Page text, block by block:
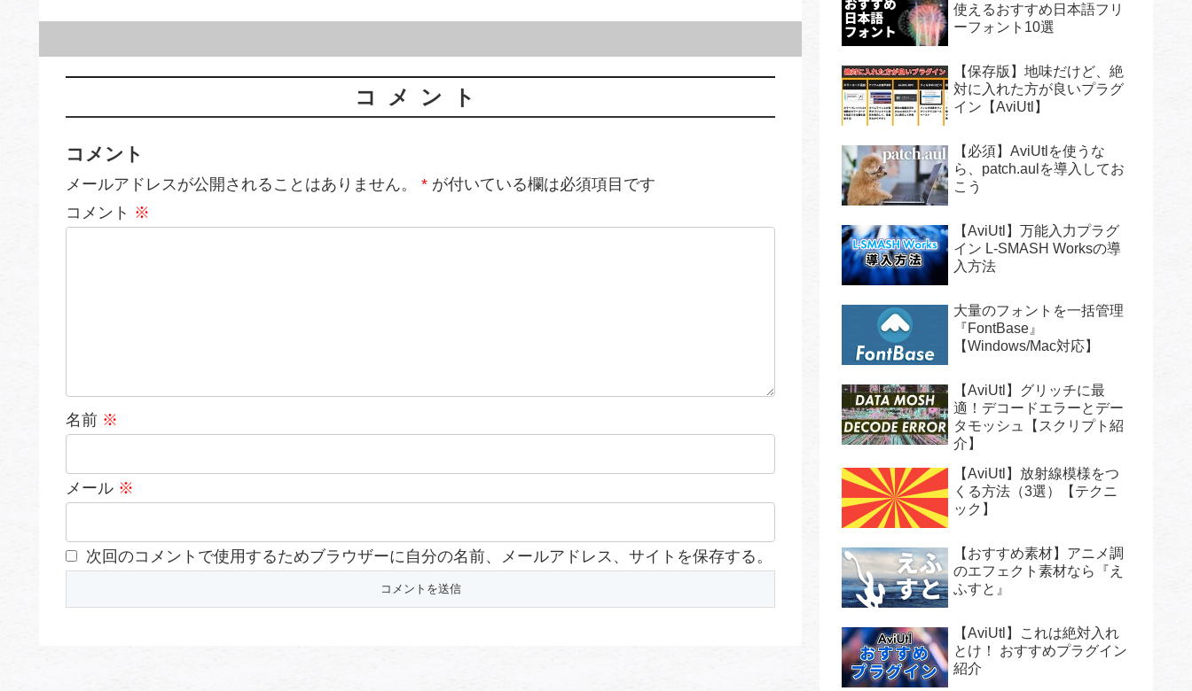
コメント
コメント
メールアドレスが公開されることはありません。 * が付いている欄は必須項目です
コメント ※
名前 ※
メール ※
次回のコメントで使用するためブラウザーに自分の名前、メールアドレス、サイトを保存する。
使えるおすすめ日本語フリ
ーフォント10選
【保存版】地味だけど、絶
対に入れた方が良いプラグ
イン【AviUtl】
【必須】AviUtlを使うな
ら、patch.aulを導入してお
こう
【AviUtl】万能入力プラグ
イン L-SMASH Worksの導
入方法
大量のフォントを一括管理
『FontBase』
【Windows/Mac対応】
【AviUtl】グリッチに最
適！デコードエラーとデー
タモッシュ【スクリプト紹
介】
【AviUtl】放射線模様をつ
くる方法（3選）【テクニ
ック】
【おすすめ素材】アニメ調
のエフェクト素材なら『え
ふすと』
【AviUtl】これは絶対入れ
とけ！ おすすめプラグイン
紹介